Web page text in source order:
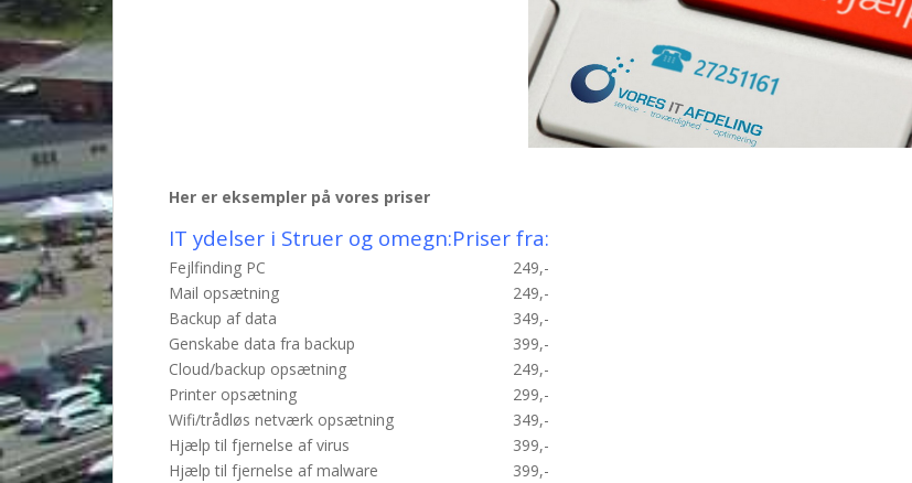
Her er eksempler på vores priser
IT ydelser i Struer og omegn:Priser fra:
Fejlfinding PC
249,-
Mail opsætning
249,-
Backup af data
349,-
Genskabe data fra backup
399,-
Cloud/backup opsætning
249,-
Printer opsætning
299,-
Wifi/trådløs netværk opsætning
349,-
Hjælp til fjernelse af virus
399,-
Hjælp til fjernelse af malware
399,-